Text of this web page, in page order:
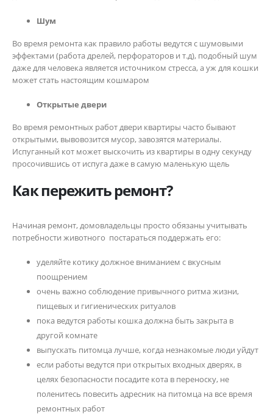
Шум
Во время ремонта как правило работы ведутся с шумовыми
эффектами (работа дрелей, перфораторов и т.д), подобный шум
даже для человека является источником стресса, а уж для кошки
может стать настоящим кошмаром
Открытые двери
Во время ремонтных работ двери квартиры часто бывают
открытыми, вывовозится мусор, завозятся материалы.
Испуганный кот может выскочить из квартиры в одну секунду
просочившись от испуга даже в самую маленькую щель
Как пережить ремонт?
Начиная ремонт, домовладельцы просто обязаны учитывать
потребности животного постараться поддержать его:
уделяйте котику должное вниманием с вкусным
поощрением
очень важно соблюдение привычного ритма жизни,
пищевых и гигиенических ритуалов
пока ведутся работы кошка должна быть закрыта в
другой комнате
выпускать питомца лучше, когда незнакомые люди уйдут
если работы ведутся при открытых входных дверях, в
целях безопасности посадите кота в переноску, не
поленитесь повесить адресник на питомца на все время
ремонтных работ